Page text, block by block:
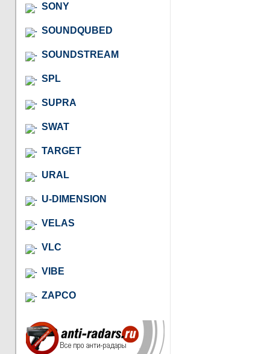
SONY
SOUNDQUBED
SOUNDSTREAM
SPL
SUPRA
SWAT
TARGET
URAL
U-DIMENSION
VELAS
VLC
VIBE
ZAPCO